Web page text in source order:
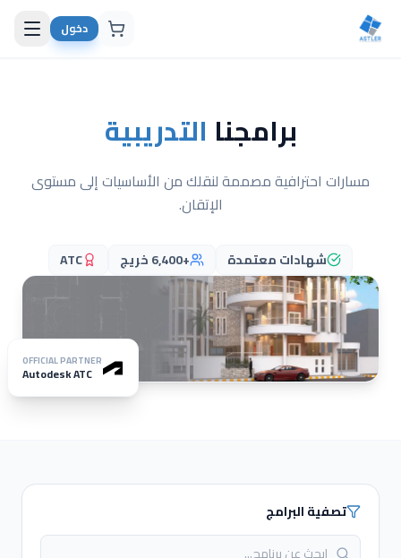
دخول
برامجنا التدريبية
مسارات احترافية مصممة لنقلك من الأساسيات إلى مستوى
الإتقان.
شهادات معتمدة +6,400 خريج ATC
OFFICIAL PARTNER
Autodesk ATC
تصفية البرامج